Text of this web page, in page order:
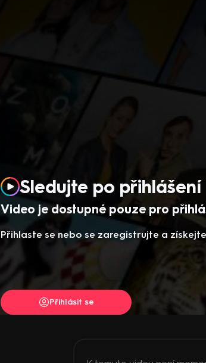
Video je dostupné pouze pro
Sledujte po přihlášení
Přihlaste se nebo se zaregistrujte a
Přihlásit se